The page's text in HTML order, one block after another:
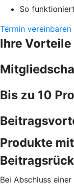
So
Termin vereinbaren
Ihre Vorteile
Bis zu 10
Produkte
Bei Abschluss